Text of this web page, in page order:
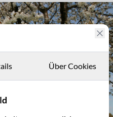
Über Cookies